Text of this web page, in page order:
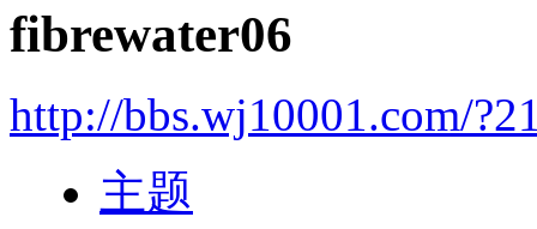
fibrewater06
http://bbs.wj10001.com/
主题